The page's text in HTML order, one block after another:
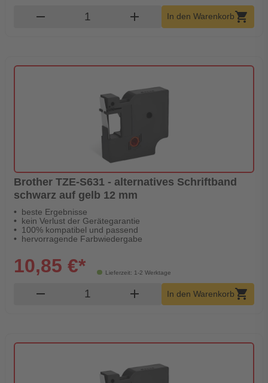
remove Produkt Warenkorb Menge
add In den Warenkorbshopping_cart
Brother TZE-S631 - alternatives Schriftband
schwarz auf gelb 12 mm
beste Ergebnisse
kein Verlust der Gerätegarantie
100% kompatibel und passend
hervorragende Farbwiedergabe
Lieferzeit: 1-2 Werktage
10,85 €*
remove Produkt Warenkorb Menge
add In den Warenkorbshopping_cart